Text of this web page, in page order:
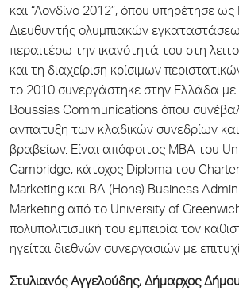
και “Λονδίνο 2012”, όπου υπηρέτησε ως
Διευθυντής ολυμπιακών
περαιτέρω την ικανότητά του στη
και τη διαχείριση κρίσιμων
το 2010 συνεργάστηκε στην Ελλάδα με
Boussias Communications όπου
ανπατυξη των κλαδικών συνεδρίων
βραβείων. Είναι απόφοιτος MBA του
Cambridge, κάτοχος Diploma του
Marketing και BA (Hons) Business
Marketing από το University of
πολυπολιτισμική του εμπειρία τον
ηγείται διεθνών συνεργασιών με
Στυλιανός Αγγελούδης, Δήμαρχος